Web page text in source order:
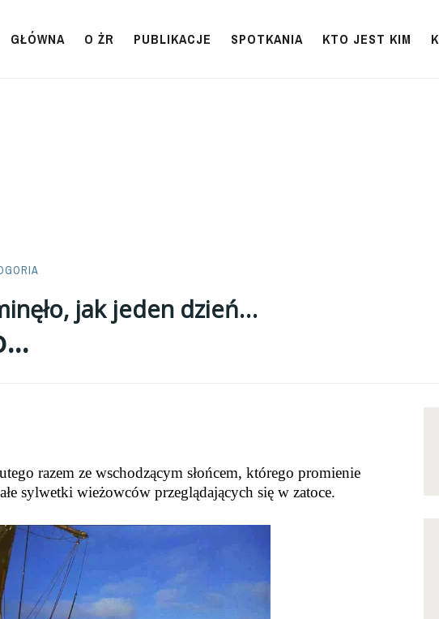
GŁÓWNA O ŻR PUBLIKACJE SPOTKANIA KTO JEST KIM
jak jeden dzień…
razem ze wschodzącym słońcem, którego promienie
sylwetki wieżowców przeglądających się w zatoce.